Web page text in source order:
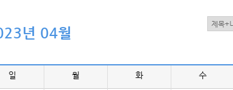
년 04월
일 월 화 수